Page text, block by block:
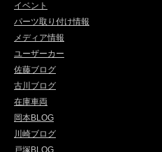
イベント
パーツ取り付け情報
メディア情報
ユーザーカー
佐藤ブログ
古川ブログ
在庫車両
岡本BLOG
川崎ブログ